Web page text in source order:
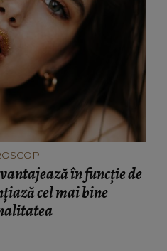
în funcție de
cel mai bine